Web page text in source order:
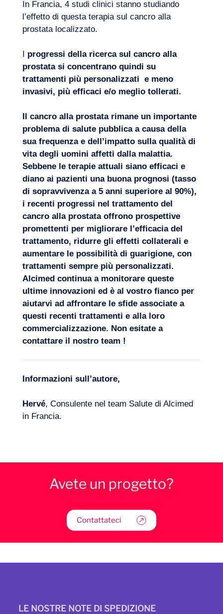
In Francia, 4 studi clinici stanno studiando
l’effetto di questa terapia sul cancro alla
prostata localizzato.
I progressi della ricerca sul cancro alla
prostata si concentrano quindi su
trattamenti più personalizzati e meno
invasivi, più efficaci e/o meglio tollerati.
Il cancro alla prostata rimane un importante
problema di salute pubblica a causa della
sua frequenza e dell’impatto sulla qualità di
vita degli uomini affetti dalla malattia.
Sebbene le terapie attuali siano efficaci e
diano ai pazienti una buona prognosi (tasso
di sopravvivenza a 5 anni superiore al 90%),
i recenti progressi nel trattamento del
cancro alla prostata offrono prospettive
promettenti per migliorare l’efficacia del
trattamento, ridurre gli effetti collaterali e
aumentare le possibilità di guarigione, con
trattamenti sempre più personalizzati.
Alcimed continua a monitorare queste
ultime innovazioni ed è al vostro fianco per
aiutarvi ad affrontare le sfide associate a
questi recenti trattamenti e alla loro
commercializzazione. Non esitate a
contattare il nostro team !
Informazioni sull’autore,
Hervé, Consulente nel team Salute di Alcimed
in Francia.
Avete un progetto?
Contattateci
LE NOSTRE NOTE DI SPEDIZIONE